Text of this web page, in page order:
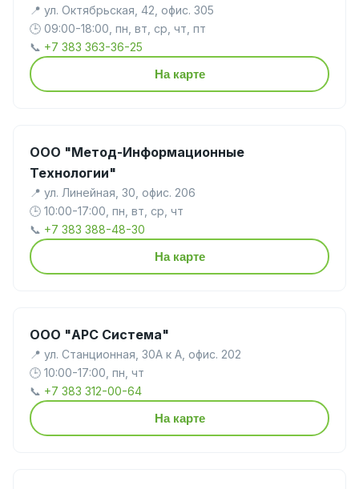
📍 ул. Октябрьская, 42, офис. 305
🕒 09:00-18:00, пн, вт, ср, чт, пт
📞 +7 383 363-36-25
На карте
ООО "Метод-Информационные
Технологии"
📍 ул. Линейная, 30, офис. 206
🕒 10:00-17:00, пн, вт, ср, чт
📞 +7 383 388-48-30
На карте
ООО "АРС Система"
📍 ул. Станционная, 30А к А, офис. 202
🕒 10:00-17:00, пн, чт
📞 +7 383 312-00-64
На карте